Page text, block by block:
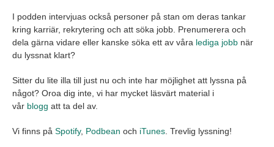
I podden intervjuas också personer på stan om deras tankar
kring karriär, rekrytering och att söka jobb. Prenumerera och
dela gärna vidare eller kanske söka ett av våra lediga jobb när
du lyssnat klart?
Sitter du lite illa till just nu och inte har möjlighet att lyssna på
något? Oroa dig inte, vi har mycket läsvärt material i
vår blogg att ta del av.
Vi finns på Spotify, Podbean och iTunes . Trevlig lyssning!